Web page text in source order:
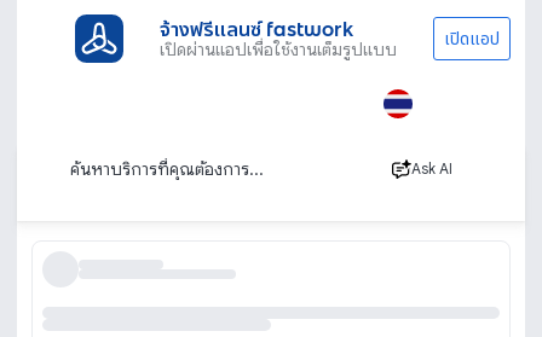
จ้างฟรีแลนซ์ fastwork
เปิดผ่านแอปเพื่อใช้งานเต็มรูปแบบ เปิดแอป
Ask AI
เรียงตาม